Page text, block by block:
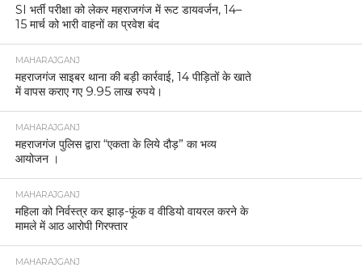
SI भर्ती परीक्षा को लेकर महराजगंज में रूट डायवर्जन, 14–
15 मार्च को भारी वाहनों का प्रवेश बंद
MAHARAJGANJ
महराजगंज साइबर थाना की बड़ी कार्रवाई, 14 पीड़ितों के खाते
में वापस कराए गए 9.95 लाख रुपये।
MAHARAJGANJ
महराजगंज पुलिस द्वारा “एकता के लिये दौड़” का भव्य
आयोजन ।
MAHARAJGANJ
महिला को निर्वस्त्र कर झाड़-फूंक व वीडियो वायरल करने के
मामले में आठ आरोपी गिरफ्तार
MAHARAJGANJ